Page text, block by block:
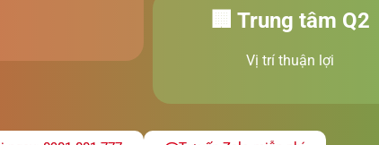
🏢 Trung tâm Q2
Vị trí thuận lợi